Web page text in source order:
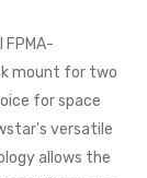
mount for two
for space
versatile
allows the